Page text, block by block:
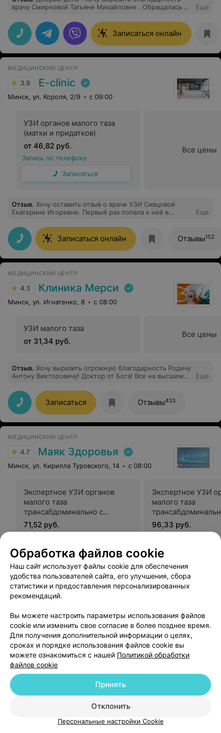
врачу Смирновой Татьяне Михайловне . Обращалась в
внимательный и отзывчивый врач , профессионал
своего дела . Приятно было слышать поддержку во
время проведения процедуры . Все прошло быстро и
максимально безболезненно . Огромное спасибо за
индивидуальный подход и человеческое отношение .
Еще
Записаться онлайн
МЕДИЦИНСКИЙ ЦЕНТР
3.9 E-clinic
Минск, ул. Короля, 2/9 с 09:00
УЗИ органов малого таза
(матки и придатков)
от 46,82 руб.
Запись по телефону
Записаться
Все цены
Отзыв. Хочу оставить отзыв о враче УЗИ Сивцовой
Екатерине Игоревне. Первый раз попала к ней в
Тогда сразу понравилось, как она всё подробно
объяснила и спокойно ответила на мои вопросы —
чувствовалось, что человек действительно
разбирается в своём деле. Недавно понадобилось
сделать УЗИ коленного сустава, и я специально искала
Екатерина Игоревна очень внимательная, всё
посмотрела, показала на экране, рассказала простыми
словами, что к чему. Общается легко, без лишней
формальности, и при этом видно, что профессионал
высокого уровня. После визита остались только
нашла её снова и могу смело рекомендовать другим.
Еще
Записаться онлайн Отзывы152
МЕДИЦИНСКИЙ ЦЕНТР
4.3 Клиника Мерси
Минск, ул. Игнатенко, 8 с 08:00
УЗИ малого таза
от 31,34 руб.
Все цены
Отзыв. Хочу выразить огромную благодарность Родичу
Антону Викторовичу! Доктор от Бога! Все на высшем
консультации все очень четко объясняет,сразу же
внушает доверие! Операция прошла отлично!
Восстанавливаемся!
Еще
Записаться Отзывы433
МЕДИЦИНСКИЙ ЦЕНТР
4.7 Маяк Здоровья
Минск, ул. Кирилла Туровского, 14 с 08:00
Экспертное УЗИ органов
малого таза
трансабдоминально с
допплерометрией и
применением 4d режимов
71,52 руб.
Записаться
Экспертное УЗИ
малого таза
трансвагинально с
допплерометрией
применением 4d
96,33 руб.
Отзыв. Прекрасный медцентр! Удобное расположение,
хороший сервис и уютная атмосфера! Была на приеме
у крутого специалиста Иванченко Александры
хорошо посмотрела и ответила на все мои вопросы.
Спасибо!
Записаться онлайн
МЕДИЦИНСКИЙ ЦЕНТР
5.0 Эксперт +
пр-т Пекинский, 20-3 с 08:00
УЗИ матки и придатков в
гинекологии
Обработка файлов cookie
Наш сайт использует файлы cookie для обеспечения
удобства пользователей сайта, его улучшения, сбора
статистики и предоставления персонализированных
рекомендаций.
Вы можете настроить параметры использования файлов
cookie или изменить свое согласие в более позднее время.
Для получения дополнительной информации о целях,
сроках и порядке использования файлов cookie вы
можете ознакомиться с нашей Политикой обработки
файлов cookie
Отклонить
Принять
Персональные настройки Cookie